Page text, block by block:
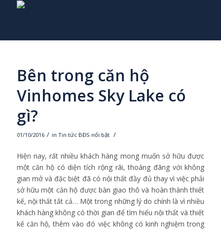
Bên trong căn hộ
Vinhomes Sky Lake có
gì?
01/10/2016 / in Tin tức BĐS nổi bật /
Hiện nay, rất nhiều khách hàng mong muốn sở hữu được
một căn hộ có diện tích rộng rãi, thoáng đãng với không
gian mở và đặc biệt đã có nội thất đầy đủ thay vì việc phải
sở hữu một căn hộ được bàn giao thô và hoàn thành thiết
kế, nội thất tất cả… Một trong những lý do chính là vì nhiều
khách hàng không có thời gian để tìm hiểu nội thất và thiết
kế căn hộ, thêm vào đó việc không có kinh nghiệm trong